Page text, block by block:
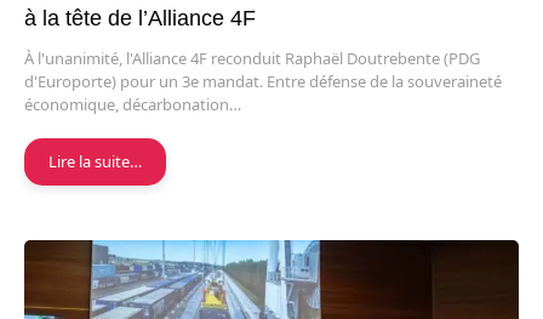
à la tête de l’Alliance 4F
À l'unanimité, l'Alliance 4F reconduit Raphaël Doutrebente (PDG
d'Europorte) pour un 3e mandat. Entre défense de la souveraineté
économique, décarbonation…
Lire la suite…